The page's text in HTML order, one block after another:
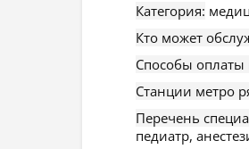
Категория:
Кто может
Способы оплаты
Станции метро
Перечень
педиатр,